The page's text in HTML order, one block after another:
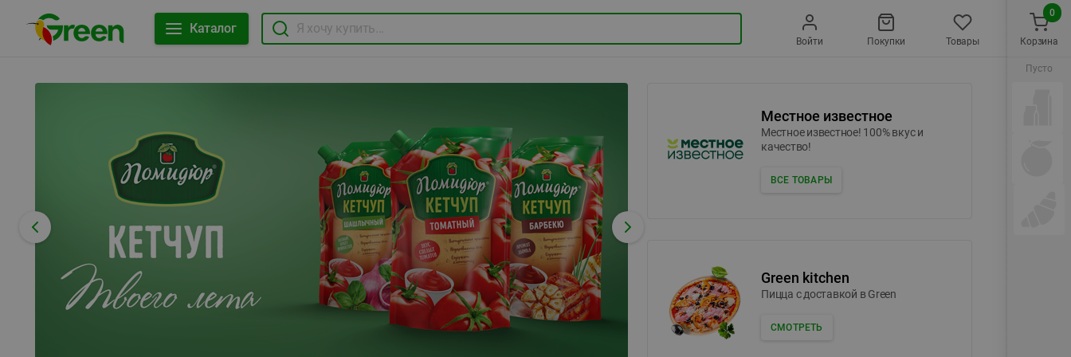
Каталог
Войти Покупки Товары
Местное известное
Местное известное! 100% вкус и
качество!
ВСЕ ТОВАРЫ
Green kitchen
Пицца c доставкой в Green
СМОТРЕТЬ
Корзина
0
Пусто